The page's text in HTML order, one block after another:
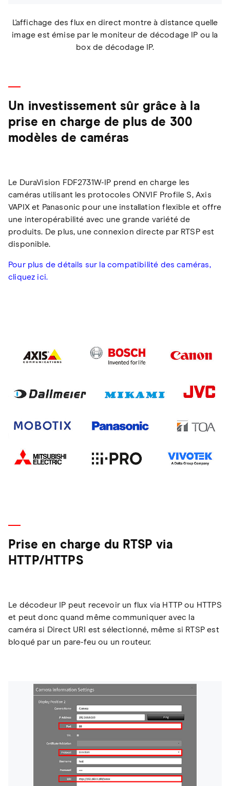
L'affichage des flux en direct montre à distance quelle
image est émise par le moniteur de décodage IP ou la
box de décodage IP.
Un investissement sûr grâce à la
prise en charge de plus de 300
modèles de caméras
Le DuraVision FDF2731W-IP prend en charge les
caméras utilisant les protocoles ONVIF Profile S, Axis
VAPIX et Panasonic pour une installation flexible et offre
une interopérabilité avec une grande variété de
produits. De plus, une connexion directe par RTSP est
disponible.
Pour plus de détails sur la compatibilité des caméras,
cliquez ici.
Prise en charge du RTSP via
HTTP/HTTPS
Le décodeur IP peut recevoir un flux via HTTP ou HTTPS
et peut donc quand même communiquer avec la
caméra si Direct URI est sélectionné, même si RTSP est
bloqué par un pare-feu ou un routeur.